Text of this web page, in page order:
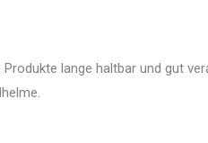
lange haltbar und gut